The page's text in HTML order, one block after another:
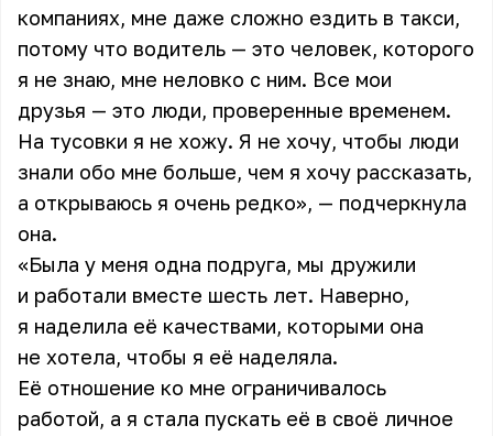
компаниях, мне даже сложно ездить в такси,
потому что водитель — это человек, которого
я не знаю, мне неловко с ним. Все мои
друзья — это люди, проверенные временем.
На тусовки я не хожу. Я не хочу, чтобы люди
знали обо мне больше, чем я хочу рассказать,
а открываюсь я очень редко», — подчеркнула
она.
«Была у меня одна подруга, мы дружили
и работали вместе шесть лет. Наверно,
я наделила её качествами, которыми она
не хотела, чтобы я её наделяла.
Её отношение ко мне ограничивалось
работой, а я стала пускать её в своё личное